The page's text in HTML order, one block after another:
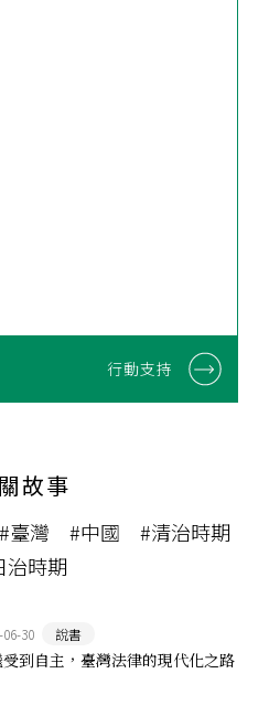
行動支持
故事
#臺灣 #中國
#清治時期
治時期
06-30 說書
到自主，臺灣法律的現代化之路